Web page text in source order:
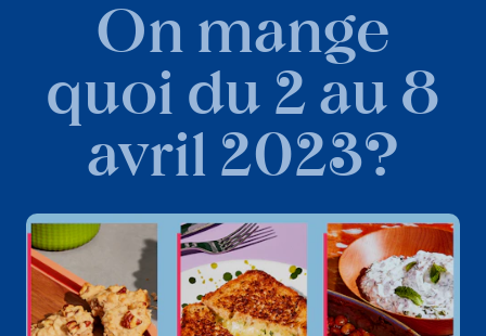
On mange
quoi du 2 au 8
avril 2023?
On mange quoi